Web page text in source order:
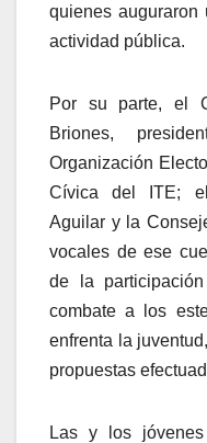
quienes auguraron
actividad pública.
Por su parte, el
Briones,
Organización
Cívica del ITE;
Aguilar y la
vocales de ese
de la
combate a los
enfrenta la
propuestas
Las y los